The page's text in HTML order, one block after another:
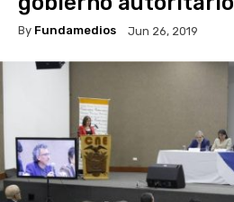
By Fundamedios Jun 26, 2019